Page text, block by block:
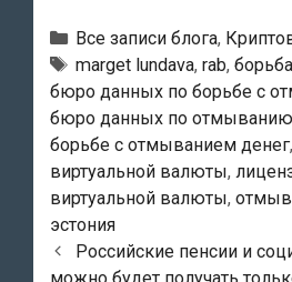
Рубрики
Все записи блога,
Тэги
marget lundava, rab,
бюро данных по борьбе с
бюро данных по
борьбе с отмыванием денег,
виртуальной валюты,
виртуальной валюты,
эстония
Навигация
по
Российские пенсии и